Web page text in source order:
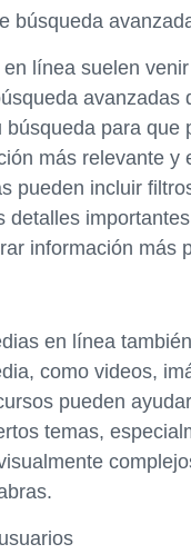
búsqueda
línea suelen
avanzadas
búsqueda para que
más relevante y
pueden incluir
detalles
información más
en línea
como videos,
pueden
temas,